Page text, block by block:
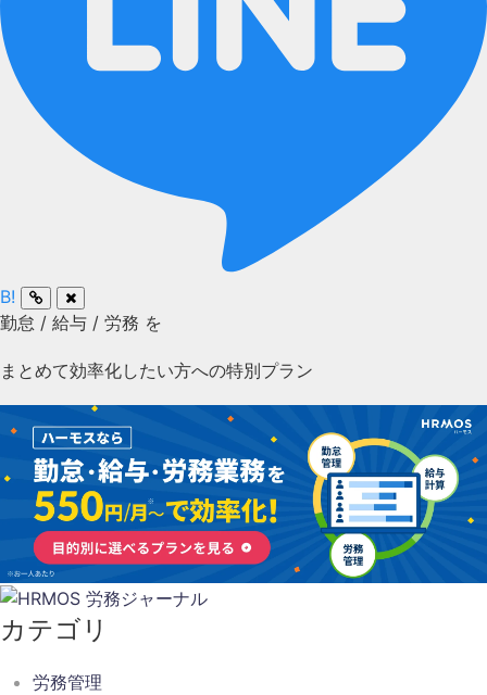
B!
勤怠 / 給与 / 労務 を
まとめて効率化したい方への特別プラン
カテゴリ
労務管理